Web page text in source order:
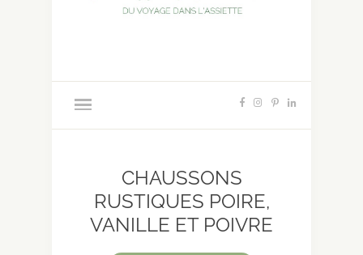
CHAUSSONS
RUSTIQUES POIRE,
VANILLE ET POIVRE